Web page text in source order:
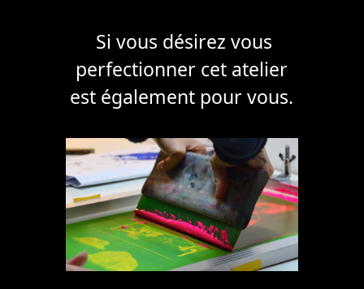
Si vous désirez vous
perfectionner cet atelier
est également pour vous.